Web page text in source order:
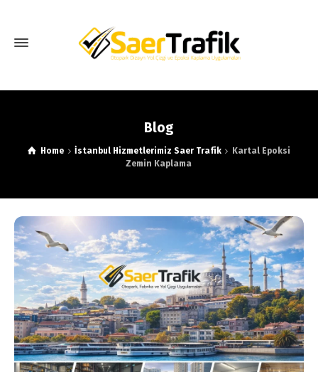
Blog
Home İstanbul Hizmetlerimiz Saer Trafik
Kartal Epoksi
Zemin Kaplama